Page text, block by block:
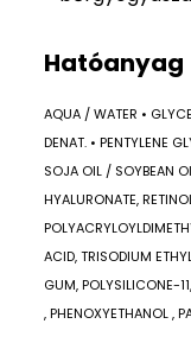
Hatóanyag
AQUA / WATER •
DENAT. • PENTYLENE
SOJA OIL / SOYBEAN
HYALURONATE,
ACID, TRISODIUM
GUM, POLYSILICONE-
, PHENOXYETHANOL ,